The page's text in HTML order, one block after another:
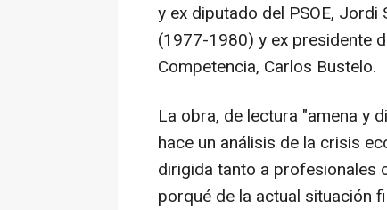
y ex diputado del PSOE, Jordi
(1977-1980) y ex presidente
Competencia, Carlos Bustelo.
La obra, de lectura "amena y
hace un análisis de la crisis
dirigida tanto a profesionales
porqué de la actual situación